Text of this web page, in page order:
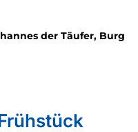
der Täufer, Burg